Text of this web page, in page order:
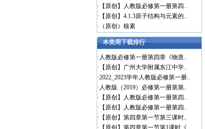
· 【原创】人教版必修第一册第四..
· 【原创】4.1.3原子结构与元素的..
· （原创）核素
本类周下载排行
· 人教版必修第一册第四章《物质..
· 【原创】广州大学附属东江中学..
·2022_2023学年人教版必修第一册..
· 人教版（2019）必修第一册第第..
· 【原创】人教版必修第一册第四..
· 【原创】人教版必修第一册第四..
· 【原创】第四章第一节第三课时..
· 【原创】第四章第一节第1课时《..